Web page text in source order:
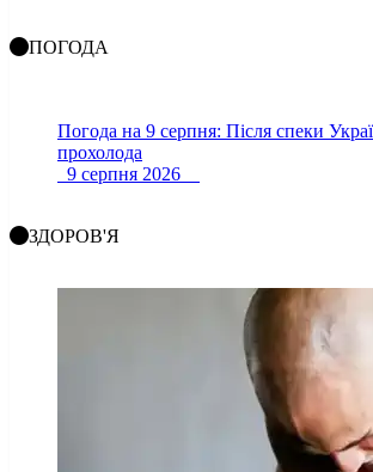
ПОГОДА
Погода на 9 серпня: Після спеки
прохолода
9 серпня 2026
ЗДОРОВ'Я